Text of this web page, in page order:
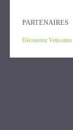
PARTENAIRES
Découvrez Vetissimo